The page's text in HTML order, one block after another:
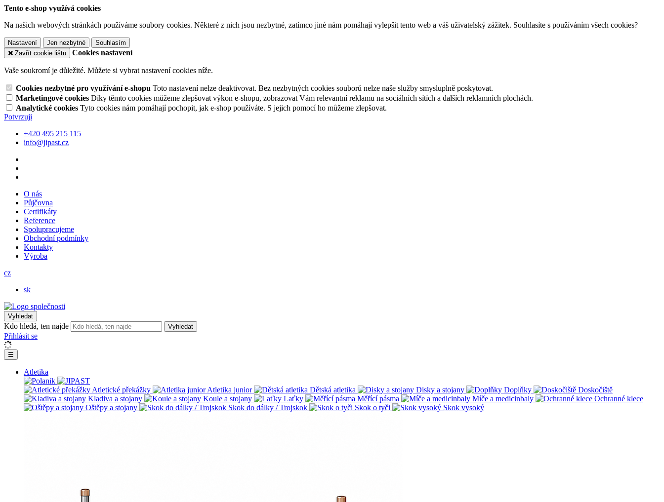
Tento e-shop využívá cookies
Na našich webových stránkách používáme soubory cookies. Některé z nich jsou nezbytné, zatímco jiné nám pomáhají vylepšit tento web a váš uživatelský zážitek. Souhlasíte s používáním všech cookies?
Nastavení Jen nezbytné
Souhlasím
Zavřít cookie lištu
Cookies nastavení
Vaše soukromí je důležité. Můžete si vybrat nastavení cookies níže.
Cookies nezbytné pro využívání e-shopu Toto nastavení nelze deaktivovat. Bez nezbytných cookies souborů nelze naše služby smysluplně poskytovat.
Marketingové cookies Díky těmto cookies můžeme zlepšovat výkon e-shopu, zobrazovat Vám relevantní reklamu na sociálních sítích a dalších reklamních plochách.
Analytické cookies Tyto cookies nám pomáhají pochopit, jak e-shop používáte. S jejich pomocí ho můžeme zlepšovat.
Potvrzuji
+420 495 215 115
info@jipast.cz
O nás
Půjčovna
Certifikáty
Reference
Spolupracujeme
Obchodní podmínky
Kontakty
Výroba
cz
sk
Vyhledat
Kdo hledá, ten najde Vyhledat
Přihlásit se
☰
Atletika
Atletické překážky Atletika junior Dětská atletika Disky a stojany Doplňky
Doskočiště
Kladiva a stojany
Koule a stojany Laťky Měřící pásma Míče a medicinbaly
Ochranné klece
Oštěpy a stojany
Skok do dálky / Trojskok Skok o tyči Skok vysoký